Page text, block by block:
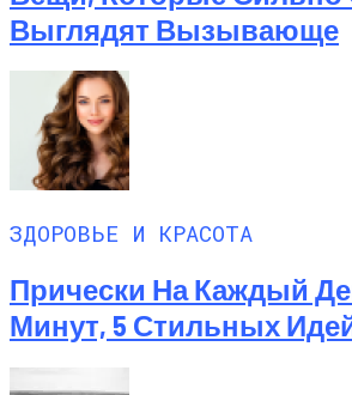
Выглядят Вызывающе
ЗДОРОВЬЕ И КРАСОТА
Прически На Каждый
Минут, 5 Стильных